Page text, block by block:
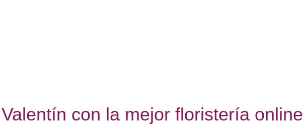
con la mejor floristería online